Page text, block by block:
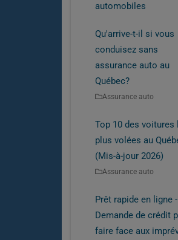
automobiles
Qu'arrive-t-il si vous
conduisez sans
assurance auto au
Québec?
Assurance auto
Top 10 des voitures
plus volées au
(Mis-à-jour 2026)
Assurance auto
Prêt rapide en ligne -
Demande de crédit
faire face aux